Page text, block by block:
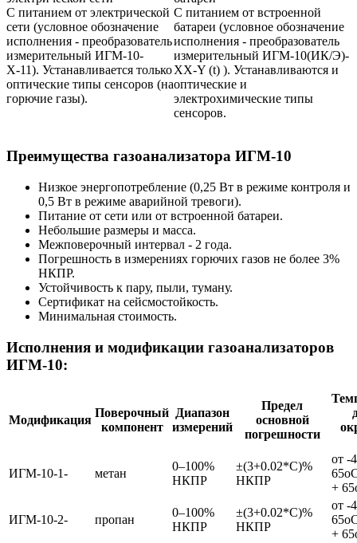
С питанием от электрической
сети (условное обозначение
исполнения - преобразователь
измерительный ИГМ-10-
Х-11). Устанавливается только
оптические типы сенсоров (на
горючие газы).
С питанием от встроенной
батареи (условное обозначение
исполнения - преобразователь
измерительный ИГМ-10(ИК/Э)-
ХХ-Y (t) ). Устанавливаются и
оптические и
электрохимические типы
сенсоров.
Преимущества газоанализатора ИГМ-10
Низкое энергопотребление (0,25 Вт в режиме контроля и
0,5 Вт в режиме аварийной тревоги).
Питание от сети или от встроенной батареи.
Небольшие размеры и масса.
Межповерочный интервал - 2 года.
Погрешность в измерениях горючих газов не более 3%
НКПР.
Устойчивость к пару, пыли, туману.
Сертификат на сейсмостойкость.
Минимальная стоимость.
Исполнения и модификации газоанализаторов
ИГМ-10:
Модификация
Поверочный
компонент
Диапазон
измерений
Предел
основной
погрешности
ИГМ-10-1- метан
0–100%
НКПР
±(3+0.02*С)%
НКПР
от -
+
ИГМ-10-2- пропан
0–100%
НКПР
±(3+0.02*С)%
НКПР
от -
+